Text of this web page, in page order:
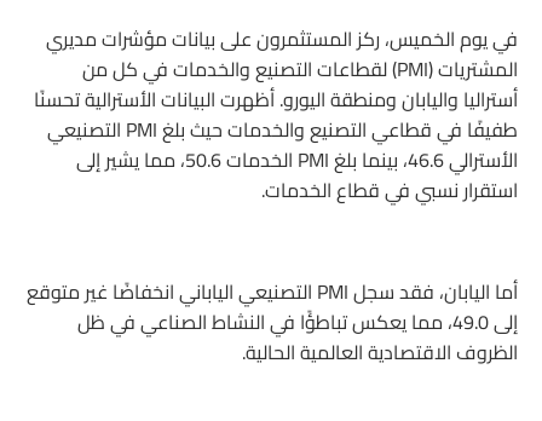
في يوم الخميس، ركز المستثمرون على بيانات مؤشرات مديري
المشتريات (PMI) لقطاعات التصنيع والخدمات في كل من
أستراليا واليابان ومنطقة اليورو. أظهرت البيانات الأسترالية تحسنًا
طفيفًا في قطاعي التصنيع والخدمات حيث بلغ PMI التصنيعي
الأسترالي 46.6، بينما بلغ PMI الخدمات 50.6، مما يشير إلى
استقرار نسبي في قطاع الخدمات.
أما اليابان، فقد سجل PMI التصنيعي الياباني انخفاضًا غير متوقع
إلى 49.0، مما يعكس تباطؤًا في النشاط الصناعي في ظل
الظروف الاقتصادية العالمية الحالية.